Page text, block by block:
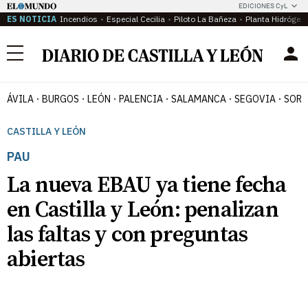
EDICIONES CyL
ES NOTICIA Incendios Especial Cecilia Piloto La Bañeza Planta
Menú
ÁVILA BURGOS LEÓN PALENCIA SALAMANCA SEGOVIA
CASTILLA Y LEÓN
PAU
La nueva EBAU ya tiene fecha
en Castilla y León: penalizan
las faltas y con preguntas
abiertas